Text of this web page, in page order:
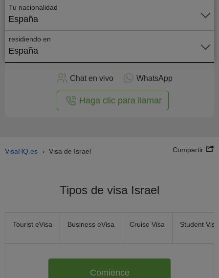
Tu nacionalidad
España
residiendo en
España
Chat en vivo WhatsApp
Haga clic para llamar
VisaHQ.es › Visa de Israel Compartir
Tipos de visa Israel
Tourist eVisa Business eVisa Cruise Visa Student Visa
Comience